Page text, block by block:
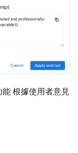
能 根據使用者意見